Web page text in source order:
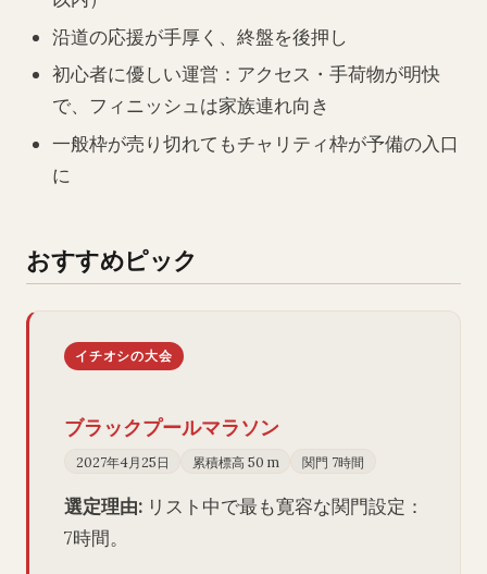
沿道の応援が手厚く、終盤を後押し
初心者に優しい運営：アクセス・手荷物が明快
で、フィニッシュは家族連れ向き
一般枠が売り切れてもチャリティ枠が予備の入口
に
おすすめピック
イチオシの大会
ブラックプールマラソン
2027年4月25日 累積標高 50 m 関門 7時間
選定理由: リスト中で最も寛容な関門設定：
7時間。